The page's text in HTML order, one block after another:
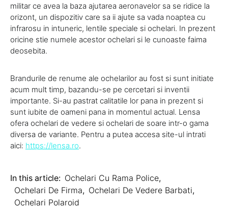
militar ce avea la baza ajutarea aeronavelor sa se ridice la
orizont, un dispozitiv care sa ii ajute sa vada noaptea cu
infrarosu in intuneric, lentile speciale si ochelari. In prezent
oricine stie numele acestor ochelari si le cunoaste faima
deosebita.
Brandurile de renume ale ochelarilor au fost si sunt initiate
acum mult timp, bazandu-se pe cercetari si inventii
importante. Si-au pastrat calitatile lor pana in prezent si
sunt iubite de oameni pana in momentul actual. Lensa
ofera ochelari de vedere si ochelari de soare intr-o gama
diversa de variante. Pentru a putea accesa site-ul intrati
aici: https://lensa.ro.
In this article: Ochelari Cu Rama Police,
Ochelari De Firma, Ochelari De Vedere Barbati,
Ochelari Polaroid